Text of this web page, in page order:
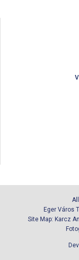
Eger Város
Site Map: Karcz